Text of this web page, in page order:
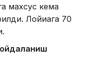
махсус кема
Лойиҳага 70